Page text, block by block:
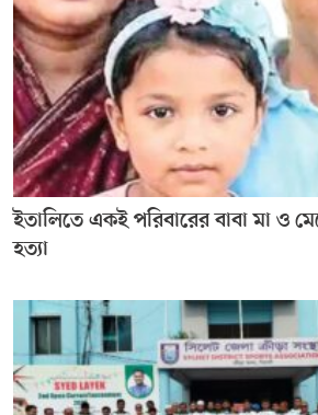
ইতালিতে একই পরিবারের বাবা মা ও
হত্যা